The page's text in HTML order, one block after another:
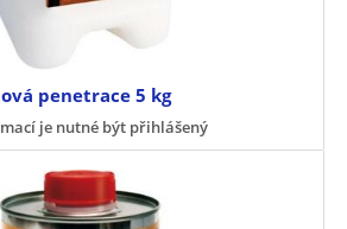
penetrace 5 kg
je nutné být přihlášený